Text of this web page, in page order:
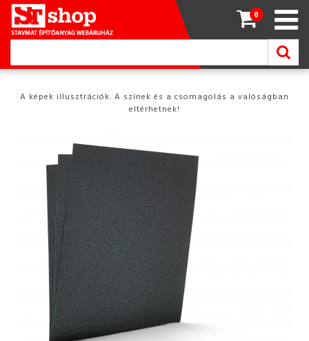
0
A képek illusztrációk. A színek és a csomagolás a valóságban
eltérhetnek!